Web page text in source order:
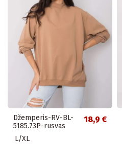
Džemperis-RV-BL-
5185.73P-rusvas
18,9 €
L/XL